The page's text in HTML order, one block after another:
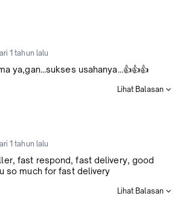
1 tahun lalu
ya,gan...sukses usahanya...👍👍👍
Lihat Balasan
1 tahun lalu
fast respond, fast delivery, good
so much for fast delivery
Lihat Balasan